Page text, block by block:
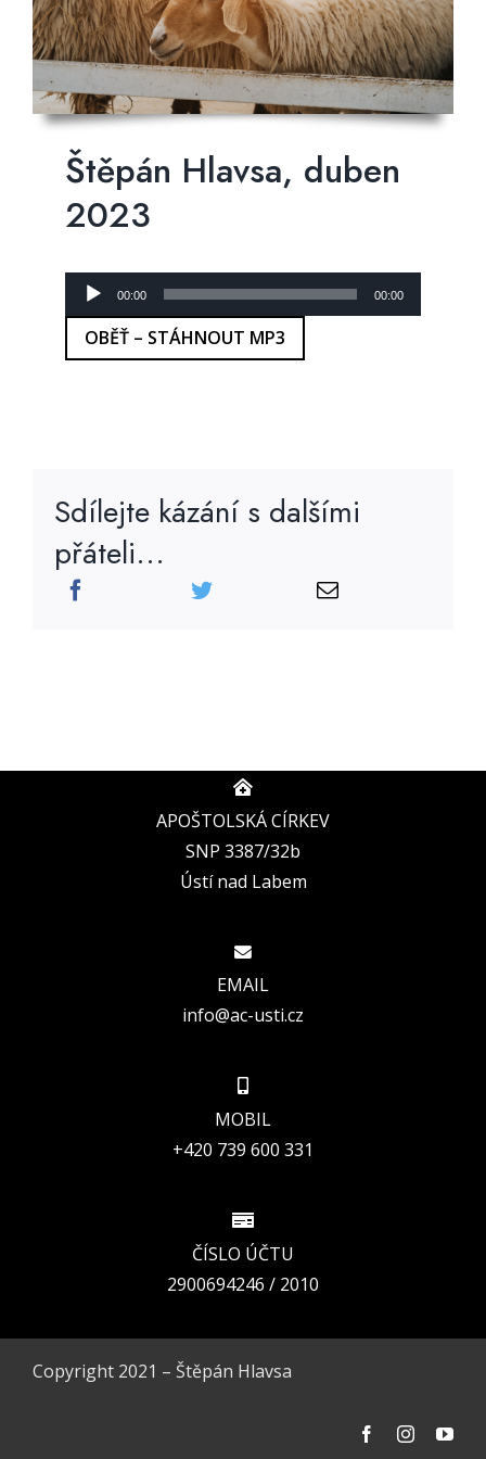
Štěpán Hlavsa, duben
2023
Audio
přehrávač
00:00 00:00
OBĚŤ – STÁHNOUT MP3
Sdílejte kázání s dalšími
přáteli...
APOŠTOLSKÁ CÍRKEV
SNP 3387/32b
Ústí nad Labem
EMAIL
info@ac-usti.cz
MOBIL
+420 739 600 331
ČÍSLO ÚČTU
2900694246 / 2010
Copyright 2021 – Štěpán Hlavsa